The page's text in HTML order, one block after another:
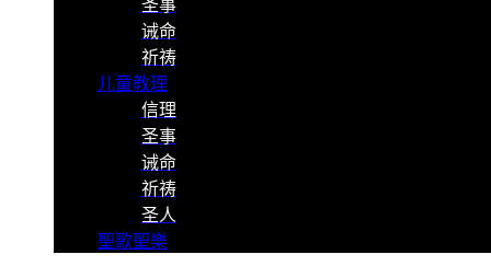
圣事
诫命
祈祷
儿童教理
信理
圣事
诫命
祈祷
圣人
聖歌聖樂